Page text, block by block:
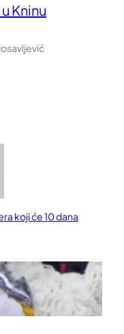
Kninu
koji će 10 dana